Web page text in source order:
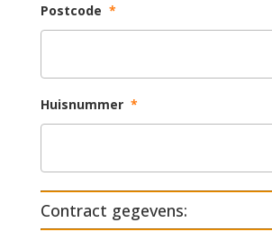
Postcode *
Huisnummer *
Contract gegevens: